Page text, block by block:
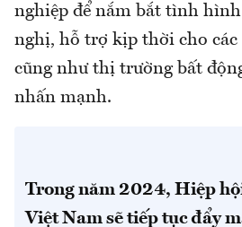
nghiệp để nắm bắt tình
nghị, hỗ trợ kịp thời cho các
cũng như thị trường bất
nhấn mạnh.
Trong năm 2024, Hiệp
Việt Nam sẽ tiếp tục đẩy